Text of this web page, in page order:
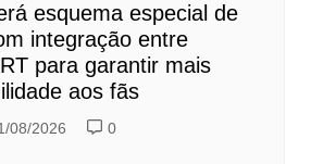
esquema especial de
integração entre
para garantir mais
aos fãs
08/2026 0